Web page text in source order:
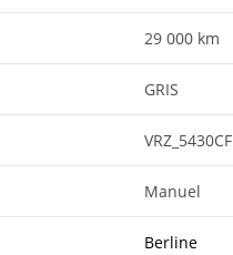
29 000 km
GRIS
VRZ_5430CF
Manuel
Berline